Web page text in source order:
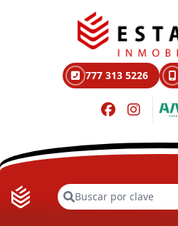
777 313 5226
Buscar